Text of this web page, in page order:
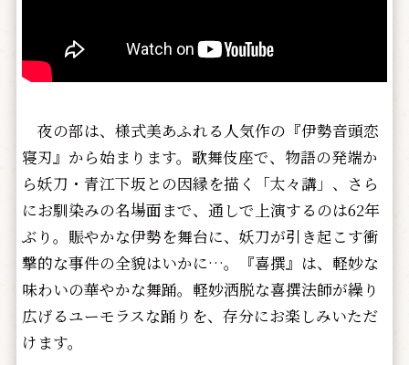
夜の部は、様式美あふれる人気作の『伊勢音頭恋
寝刃』から始まります。歌舞伎座で、物語の発端か
ら妖刀・青江下坂との因縁を描く「太々講」、さら
にお馴染みの名場面まで、通しで上演するのは62年
ぶり。賑やかな伊勢を舞台に、妖刀が引き起こす衝
撃的な事件の全貌はいかに…。『喜撰』は、軽妙な
味わいの華やかな舞踊。軽妙洒脱な喜撰法師が繰り
広げるユーモラスな踊りを、存分にお楽しみいただ
けます。